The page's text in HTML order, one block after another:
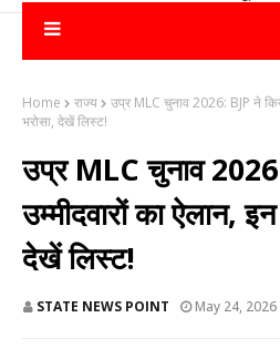
Home राज्य
उप्र MLC चुनाव 2026: BJP ने
भरोसा, देखें लिस्ट!
उप्र MLC चुनाव
उम्मीदवारों का ऐलान,
देखें लिस्ट!
STATE NEWS POINT May 24, 2026